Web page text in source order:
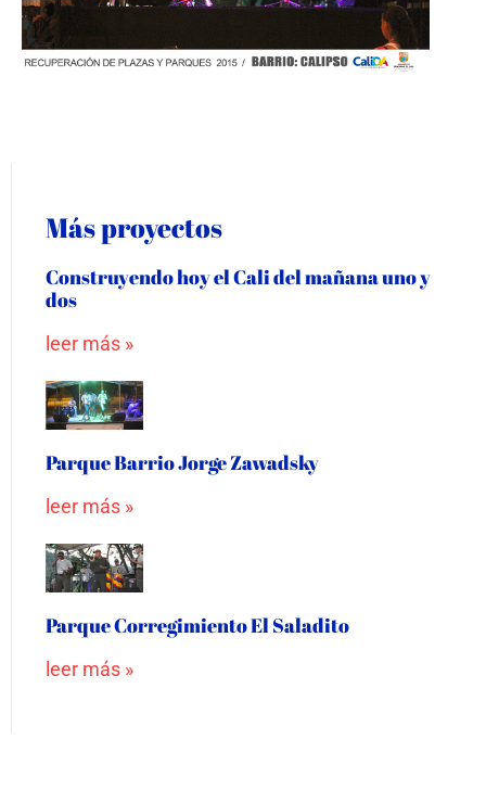
Más proyectos
Construyendo hoy el Cali del mañana uno y
dos
leer más »
Parque Barrio Jorge Zawadsky
leer más »
Parque Corregimiento El Saladito
leer más »